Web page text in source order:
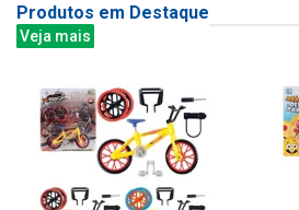
Produtos em Destaque
Veja mais